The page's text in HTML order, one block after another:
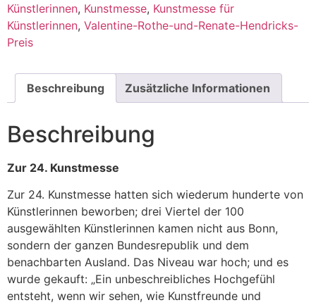
Künstlerinnen, Kunstmesse, Kunstmesse für
Künstlerinnen, Valentine-Rothe-und-Renate-Hendricks-
Preis
Beschreibung Zusätzliche Informationen
Beschreibung
Zur 24. Kunstmesse
Zur 24. Kunstmesse hatten sich wiederum hunderte von
Künstlerinnen beworben; drei Viertel der 100
ausgewählten Künstlerinnen kamen nicht aus Bonn,
sondern der ganzen Bundesrepublik und dem
benachbarten Ausland. Das Niveau war hoch; und es
wurde gekauft: „Ein unbeschreibliches Hochgefühl
entsteht, wenn wir sehen, wie Kunstfreunde und